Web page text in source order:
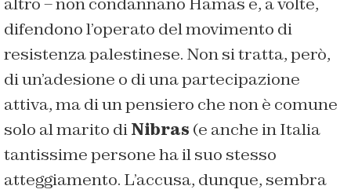
difendono l’operato del movimento di
resistenza palestinese. Non si tratta, però,
di un’adesione o di una partecipazione
attiva, ma di un pensiero che non è comune
solo al marito diNibras (e anche in Italia
tantissime persone ha il suo stesso
atteggiamento. L’accusa, dunque, sembra